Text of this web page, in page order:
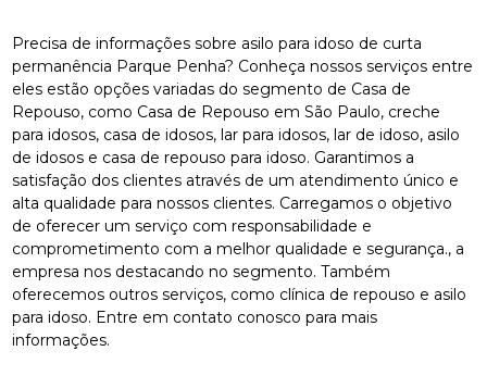
Precisa de informações sobre asilo para idoso de curta
permanência Parque Penha? Conheça nossos serviços entre
eles estão opções variadas do segmento de Casa de
Repouso, como Casa de Repouso em São Paulo, creche
para idosos, casa de idosos, lar para idosos, lar de idoso, asilo
de idosos e casa de repouso para idoso. Garantimos a
satisfação dos clientes através de um atendimento único e
alta qualidade para nossos clientes. Carregamos o objetivo
de oferecer um serviço com responsabilidade e
comprometimento com a melhor qualidade e segurança., a
empresa nos destacando no segmento. Também
oferecemos outros serviços, como clínica de repouso e asilo
para idoso. Entre em contato conosco para mais
informações.